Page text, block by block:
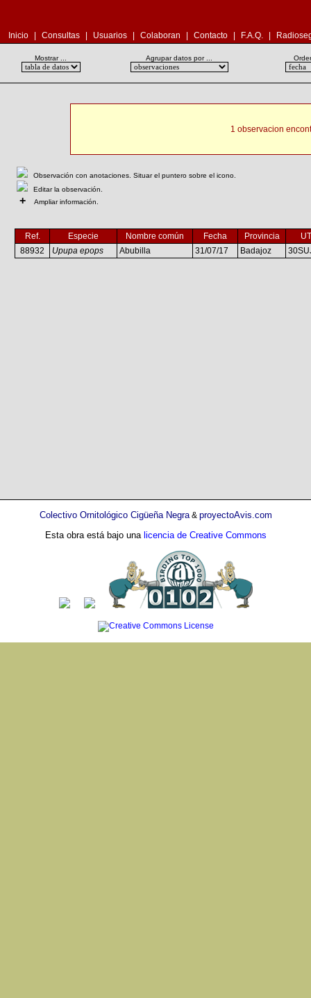
Inicio Consultas Usuarios Colaboran Contacto F.A.Q.
Mostrar ... Agrupar datos por ...
1 observacion
Observación con anotaciones. Situar el puntero sobre el icono.
Editar la observación.
+ Ampliar información.
Ref. Especie Nombre común Fecha Provincia
88932
Upupa epops Abubilla 31/07/17 Badajoz
Colectivo Ornitológico Cigüeña Negra& proyectoAvis.com
Esta obra está bajo una licencia de Creative Commons